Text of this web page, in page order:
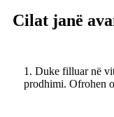
Cilat janë
1. Duke filluar në
prodhimi. Ofrohen